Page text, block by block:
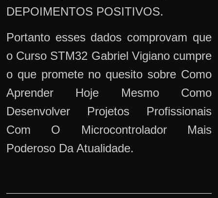
DEPOIMENTOS POSITIVOS.
Portanto esses dados comprovam que
o Curso STM32 Gabriel Vigiano cumpre
o que promete no quesito sobre Como
Aprender Hoje Mesmo Como
Desenvolver Projetos Profissionais
Com O Microcontrolador Mais
Poderoso Da Atualidade.